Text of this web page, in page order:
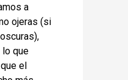
a
ojeras (si
lo que
el